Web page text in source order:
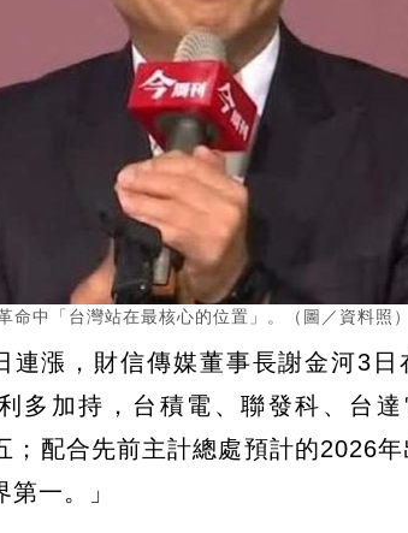
命中「台灣站在最核心的位置」。（圖／資料照）
連漲，財信傳媒董事長謝金河3日
多加持，台積電、聯發科、台
；配合先前主計總處預計的2026
一。」